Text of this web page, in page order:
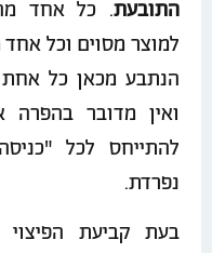
התובעת. כל אחד
למוצר מסוים וכל
הנתבע מכאן כל
ואין מדובר
להתייחס לכל
נפרדת.
בעת קביעת